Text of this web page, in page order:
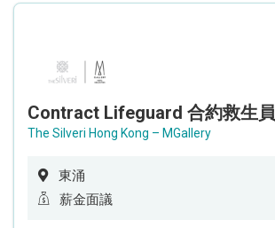
Contract Lifeguard 合約救生員
The Silveri Hong Kong – MGallery
東涌
薪金面議